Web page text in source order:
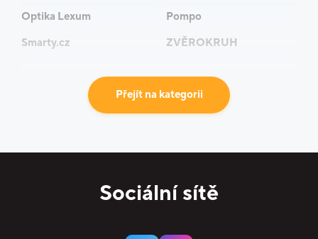
Optika Lexum
Pompo
Smarty.cz
ZVĚROKRUH
Přejít na kategorii
Sociální sítě